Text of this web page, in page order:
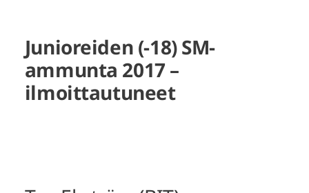
Junioreiden (-18) SM-
ammunta 2017 –
ilmoittautuneet